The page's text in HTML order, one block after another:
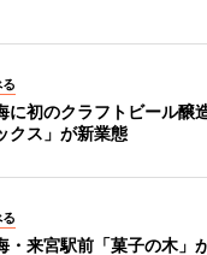
に初のクラフトビール
クス」が新業態
・来宮駅前「菓子の木